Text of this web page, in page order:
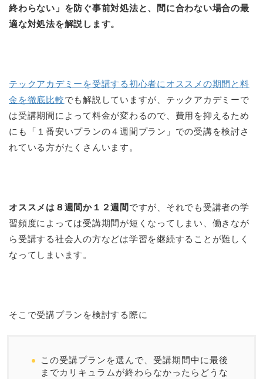
終わらない」を防ぐ事前対処法と、間に合わない場合の最
適な対処法を解説します。
テックアカデミーを受講する初心者にオススメの期間と料
金を徹底比較でも解説していますが、テックアカデミーで
は受講期間によって料金が変わるので、費用を抑えるため
にも「１番安いプランの４週間プラン」での受講を検討さ
れている方がたくさんいます。
オススメは８週間か１２週間 ですが、それでも受講者の学
習頻度によっては受講期間が短くなってしまい、働きなが
ら受講する社会人の方などは学習を継続することが難しく
なってしまいます。
そこで受講プランを検討する際に
この受講プランを選んで、受講期間中に最後
までカリキュラムが終わらなかったらどうな